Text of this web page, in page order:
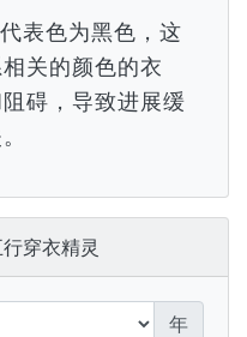
表色为黑色，这
关的颜色的衣
碍，导致进展缓
穿衣精灵
年